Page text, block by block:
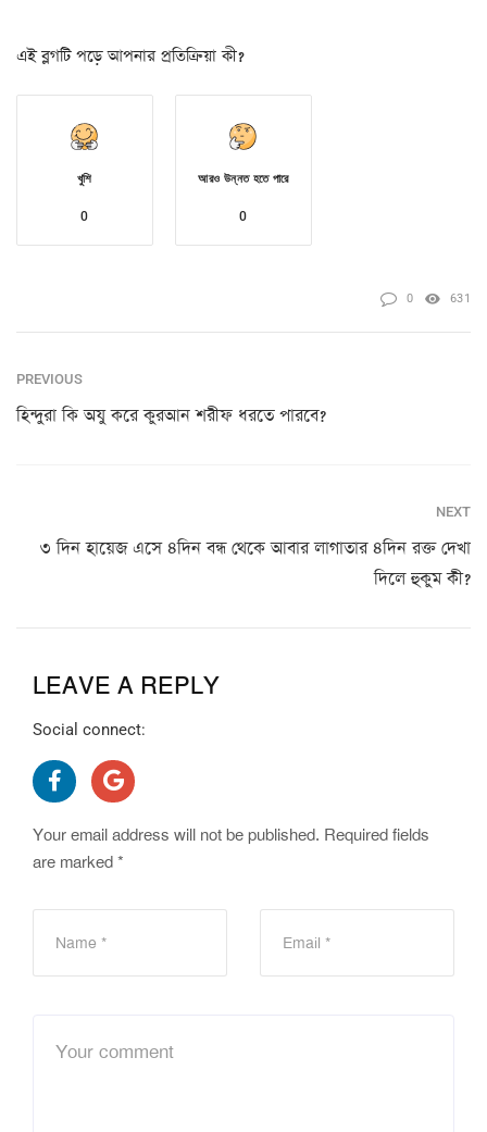
এই ব্লগটি পড়ে আপনার প্রতিক্রিয়া কী?
খুশি
0
আরও উন্নত হতে পারে
0
0 631
PREVIOUS
হিন্দুরা কি অযু করে কুরআন শরীফ ধরতে পারবে?
NEXT
৩ দিন হায়েজ এসে ৪দিন বন্ধ থেকে আবার লাগাতার ৪দিন রক্ত দেখা
দিলে হুকুম কী?
LEAVE A REPLY
Social connect:
Your email address will not be published. Required fields
are marked *